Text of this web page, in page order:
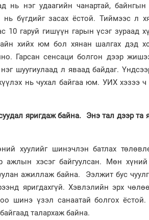
нь нэг удаагийн чанартай, байнгын
нь бүгдийг засах ёстой. Тиймээс л
гаруй гишүүн гарын үсэг зураад
хийх юм бол хянан шалгах дэд
Гарсан сенсаци болгон дээр
шуугиулаад л яваад байдаг.
нь чухал байгаа юм. УИХ хэзээ
яригдаж байна. Энэ тал дээр та
хуулийг шинэчлэн батлах
хэсэг байгуулсан. Мөн хүний
ажиллаж байна. Ээлжит бус
яригдахгүй. Хэвлэлийн эрх
шинэ үзэл санаатай болгох
талархаж байна.